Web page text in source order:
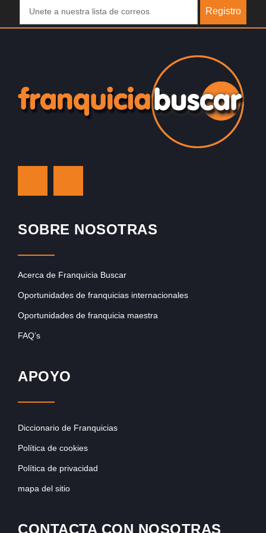
Registro
SOBRE NOSOTRAS
Acerca de Franquicia Buscar
Oportunidades de franquicias internacionales
Oportunidades de franquicia maestra
FAQ’s
APOYO
Diccionario de Franquicias
Política de cookies
Política de privacidad
mapa del sitio
CONTACTA CON NOSOTRAS